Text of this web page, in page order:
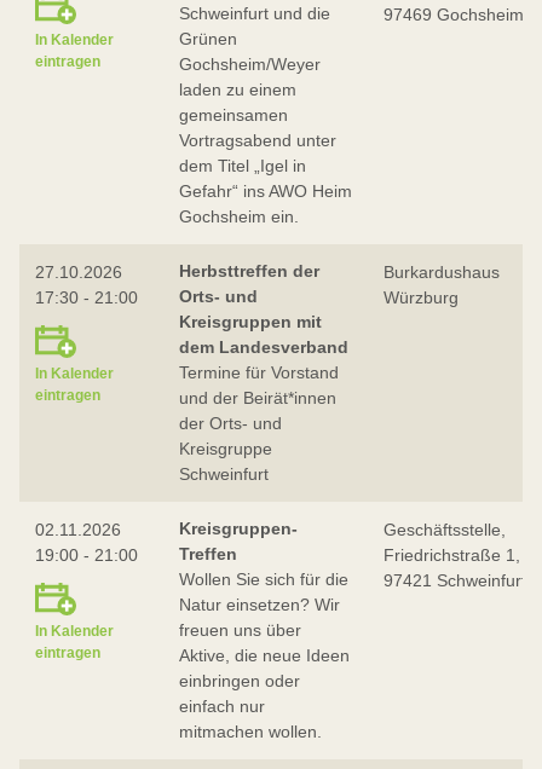
In Kalender
eintragen
Schweinfurt und die
Grünen
Gochsheim/Weyer
laden zu einem
gemeinsamen
Vortragsabend unter
dem Titel „Igel in
Gefahr“ ins AWO Heim
Gochsheim ein.
97469 Gochsheim
27.10.2026
17:30 - 21:00
In Kalender
eintragen
Herbsttreffen der
Orts- und
Kreisgruppen mit
dem Landesverband
Termine für Vorstand
und der Beirät*innen
der Orts- und
Kreisgruppe
Schweinfurt
Burkardushaus
Würzburg
02.11.2026
19:00 - 21:00
In Kalender
eintragen
Kreisgruppen-
Treffen
Wollen Sie sich für die
Natur einsetzen? Wir
freuen uns über
Aktive, die neue Ideen
einbringen oder
einfach nur
mitmachen wollen.
Geschäftsstelle,
Friedrichstraße 1,
97421 Schweinfurt